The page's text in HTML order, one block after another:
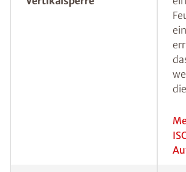
Durch Messmethoden kann der Feuchtegehalt
Feuchte Wände